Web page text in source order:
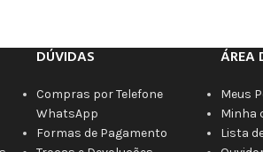
DÚVIDAS
Compras por Telefone
WhatsApp
Formas de Pagamento
ÁREA
Meus
Minha
Lista